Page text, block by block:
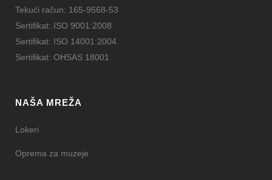
Tekući račun: 165-9568-53
Sertifikat: ISO 9001:2008
Sertifikat: ISO 14001:2004
Sertifikat: OHSAS 18001
NAŠA MREŽA
Lokeri
Oprema za muzeje